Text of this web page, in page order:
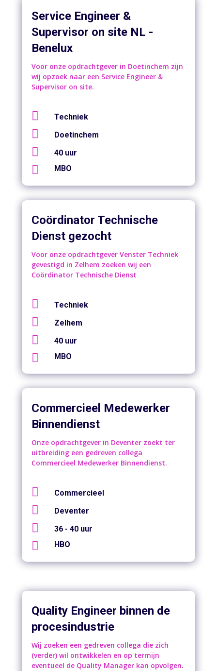
Service Engineer &
Supervisor on site NL -
Benelux
Voor onze opdrachtgever in Doetinchem zijn
wij opzoek naar een Service Engineer &
Supervisor on site.
 Techniek
 Doetinchem
 40 uur
 MBO
Coördinator Technische
Dienst gezocht
Voor onze opdrachtgever Venster Techniek
gevestigd in Zelhem zoeken wij een
Coördinator Technische Dienst
 Techniek
 Zelhem
 40 uur
 MBO
Commercieel Medewerker
Binnendienst
Onze opdrachtgever in Deventer zoekt ter
uitbreiding een gedreven collega
Commercieel Medewerker Binnendienst.
 Commercieel
 Deventer
 36 - 40 uur
 HBO
Quality Engineer binnen de
procesindustrie
Wij zoeken een gedreven collega die zich
(verder) wil ontwikkelen en op termijn
eventueel de Quality Manager kan opvolgen.